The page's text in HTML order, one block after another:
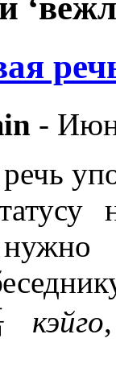
-
кэйго